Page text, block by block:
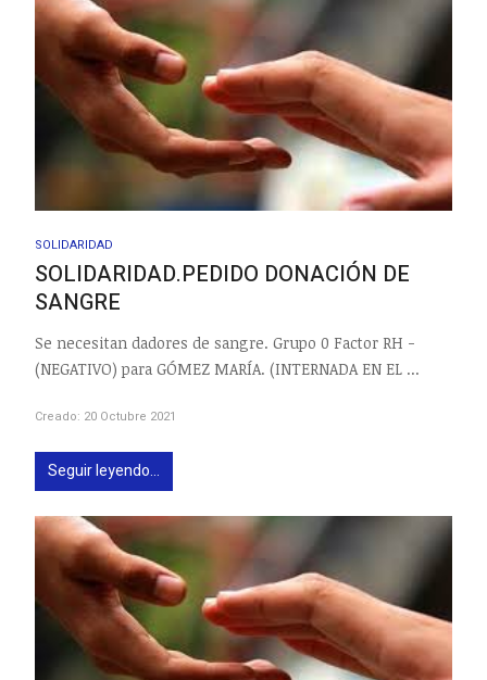
SOLIDARIDAD
SOLIDARIDAD.PEDIDO DONACIÓN DE
SANGRE
Se necesitan dadores de sangre. Grupo 0 Factor RH -
(NEGATIVO) para GÓMEZ MARÍA. (INTERNADA EN EL ...
Creado: 20 Octubre 2021
Seguir leyendo...